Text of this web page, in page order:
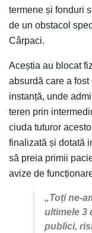
termene și fonduri
de un obstacol
Cârpaci.
Aceștia au blocat
absurdă care a
instanță, unde
teren prin
ciuda tuturor
finalizată și dotată
să preia primii
avize de
„Toți ne-
ultimele 3
publici,